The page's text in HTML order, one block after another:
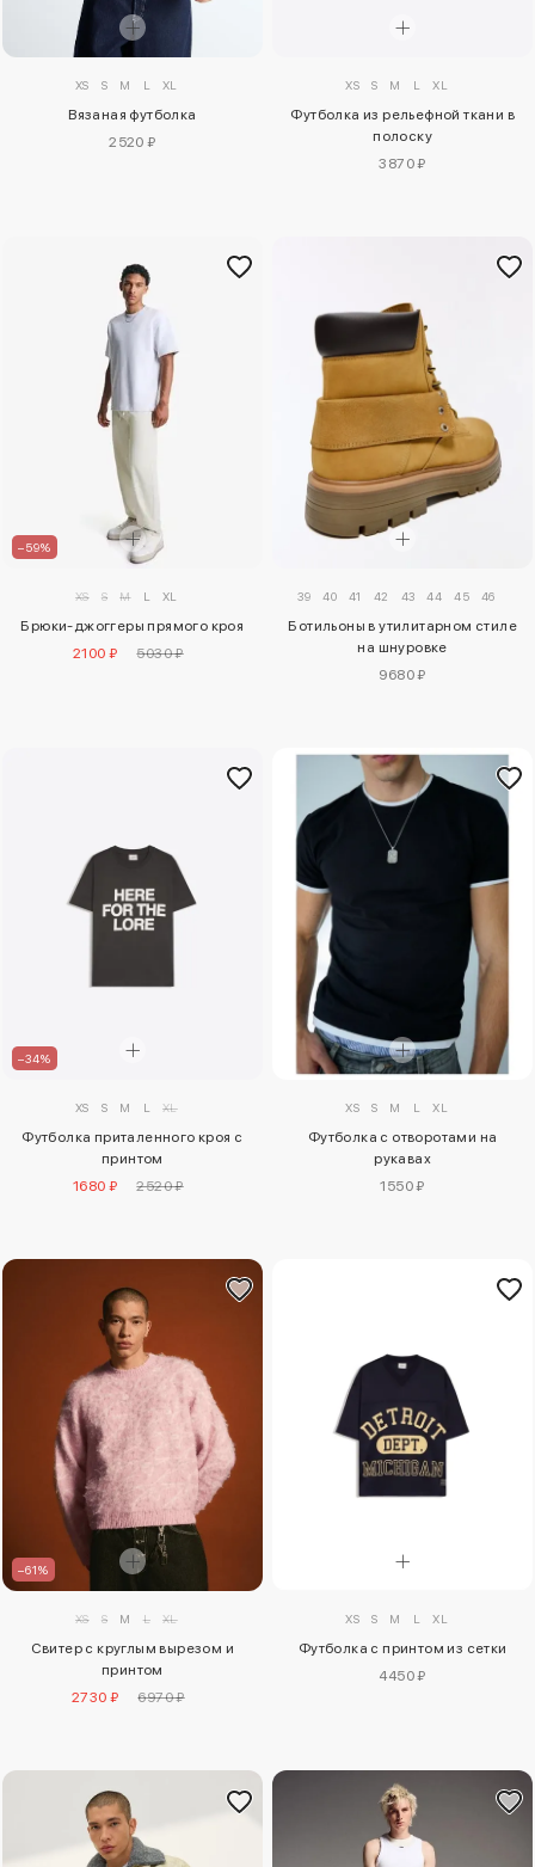
XS S M L XL
Вязаная футболка
2520 ₽
XS S M L XL
Футболка из рельефной ткани в
полоску
3870 ₽
–59%
XS S M L XL
Брюки-джоггеры прямого кроя
2100 ₽
5030 ₽
39 40 41 42 43 44 45 46
Ботильоны в утилитарном стиле
на шнуровке
9680 ₽
–34%
XS S M L XL
Футболка приталенного кроя с
принтом
1680 ₽
2520 ₽
XS S M L XL
Футболка с отворотами на
рукавах
1550 ₽
–61%
XS S M L XL
Свитер с круглым вырезом и
принтом
2730 ₽
6970 ₽
XS S M L XL
Футболка с принтом из сетки
4450 ₽